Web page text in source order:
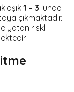
1 – 3 ‘ünde
çıkmaktadır.
yatan riskli